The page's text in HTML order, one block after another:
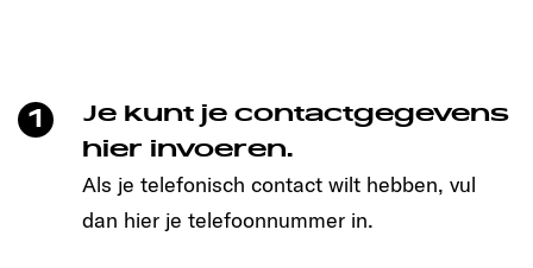
Maak eenvoudig een afspraak en ontdek welk
model perfect bij jou past.
Hoe werkt het?
1
Je kunt je contactgegevens
hier invoeren.
Als je telefonisch contact wilt hebben, vul
dan hier je telefoonnummer in.